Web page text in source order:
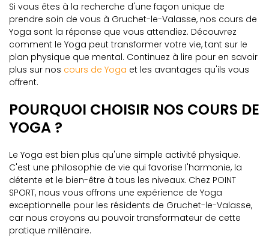
Si vous êtes à la recherche d'une façon unique de
prendre soin de vous à Gruchet-le-Valasse, nos cours de
Yoga sont la réponse que vous attendiez. Découvrez
comment le Yoga peut transformer votre vie, tant sur le
plan physique que mental. Continuez à lire pour en savoir
plus sur nos cours de Yoga et les avantages qu'ils vous
offrent.
POURQUOI CHOISIR NOS COURS DE
YOGA ?
Le Yoga est bien plus qu'une simple activité physique.
C'est une philosophie de vie qui favorise l'harmonie, la
détente et le bien-être à tous les niveaux. Chez POINT
SPORT, nous vous offrons une expérience de Yoga
exceptionnelle pour les résidents de Gruchet-le-Valasse,
car nous croyons au pouvoir transformateur de cette
pratique millénaire.